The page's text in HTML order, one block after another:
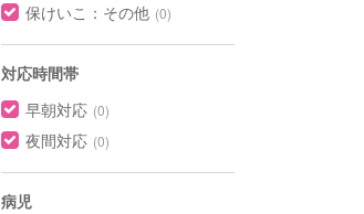
保けいこ：その他 (0)
対応時間帯
早朝対応 (0)
夜間対応 (0)
病児